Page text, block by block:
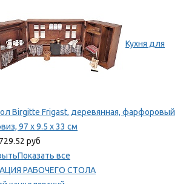
Кухня для
Birgitte Frigast, деревянная, фарфоровый
97 x 9.5 x 33 см
руб
Показать все
РАБОЧЕГО СТОЛА